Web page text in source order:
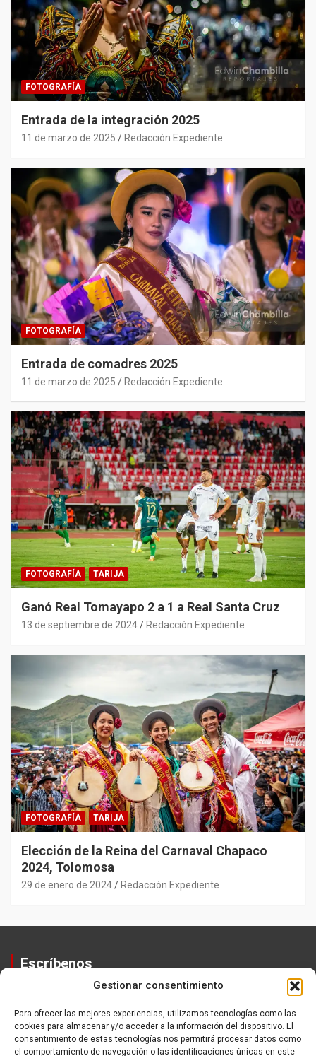
Gestionar consentimiento
Para ofrecer las mejores experiencias, utilizamos tecnologías como las
cookies para almacenar y/o acceder a la información del dispositivo. El
consentimiento de estas tecnologías nos permitirá procesar datos como
el comportamiento de navegación o las identificaciones únicas en este
FOTOGRAFÍA
Entrada de la integración 2025
11 de marzo de 2025 Redacción Expediente
FOTOGRAFÍA
Entrada de comadres 2025
11 de marzo de 2025 Redacción Expediente
FOTOGRAFÍA TARIJA
Ganó Real Tomayapo 2 a 1 a Real Santa Cruz
13 de septiembre de 2024 Redacción Expediente
FOTOGRAFÍA TARIJA
Elección de la Reina del Carnaval Chapaco
2024, Tolomosa
29 de enero de 2024 Redacción Expediente
Escríbenos
Equipo
Política de Privacidad